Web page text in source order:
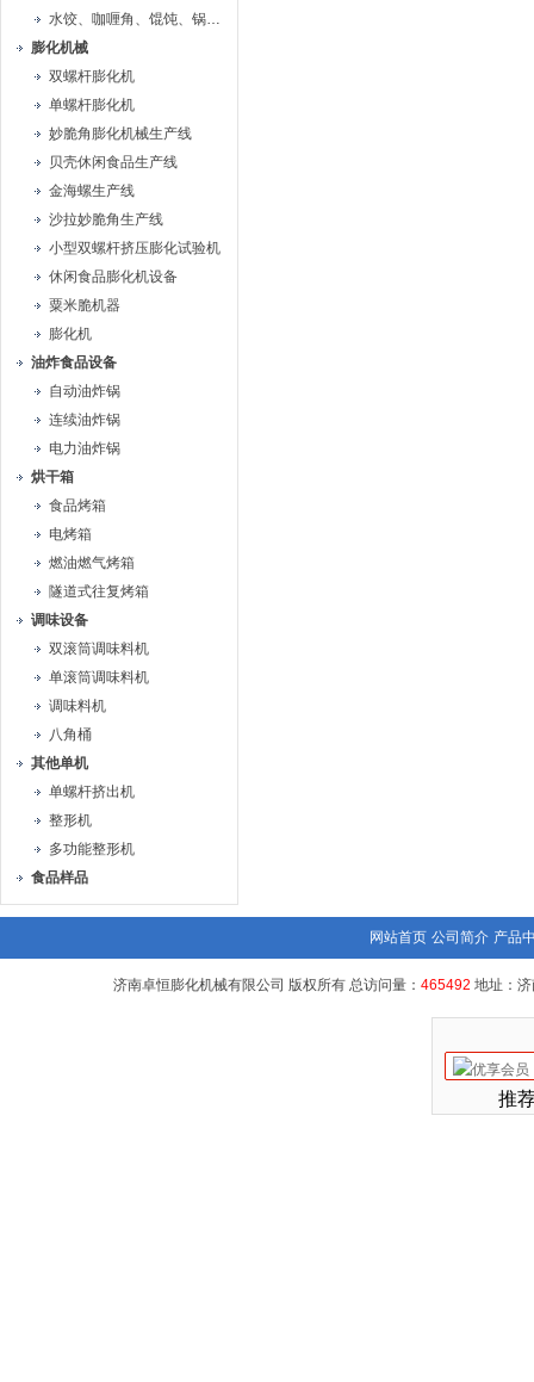
水饺、咖喱角、馄饨、锅贴机
膨化机械
双螺杆膨化机
单螺杆膨化机
妙脆角膨化机械生产线
贝壳休闲食品生产线
金海螺生产线
沙拉妙脆角生产线
小型双螺杆挤压膨化试验机
休闲食品膨化机设备
粟米脆机器
膨化机
油炸食品设备
自动油炸锅
连续油炸锅
电力油炸锅
烘干箱
食品烤箱
电烤箱
燃油燃气烤箱
隧道式往复烤箱
调味设备
双滚筒调味料机
单滚筒调味料机
调味料机
八角桶
其他单机
单螺杆挤出机
整形机
多功能整形机
食品样品
网站首页 公司简介 产品
济南卓恒膨化机械有限公司 版权所有 总访问量： 465492 地址：
推